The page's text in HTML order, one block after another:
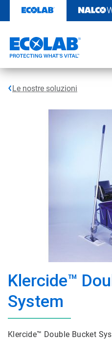
contenuto
Le nostre soluzioni
Klercide™
System
Klercide™ Double Bucket